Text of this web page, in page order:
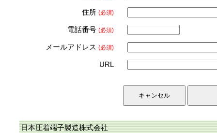
住所 (必須)
電話番号 (必須)
メールアドレス (必須)
URL
日本圧着端子製造株式会社